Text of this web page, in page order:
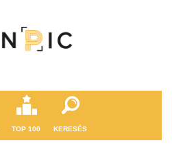
TOP 100 KERESÉS